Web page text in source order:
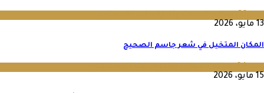
13 مايو، 2026
المكان المتخيل في شعر جاسم الصحيح
15 مايو، 2026